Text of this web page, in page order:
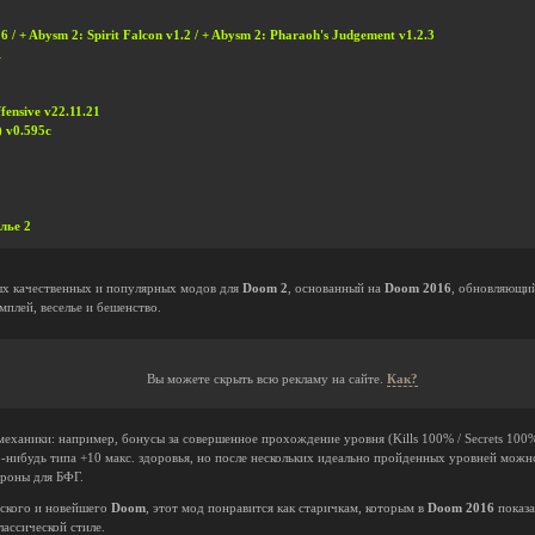
/ + Abysm 2: Spirit Falcon v1.2 / + Abysm 2: Pharaoh's Judgement v1.2.3
v22.11.21
v0.595c
2
качественных и популярных модов для Doom 2 , основанный на Doom 2016 ,
веселье и бешенство.
Вы можете скрыть всю рекламу на сайте. Как?
например, бонусы за совершенное прохождение уровня (Kills 100% / Secrets
типа +10 макс. здоровья, но после нескольких идеально пройденных уровней
для БФГ.
и новейшего Doom , этот мод понравится как старичкам, которым в Doom 2016
стиле.